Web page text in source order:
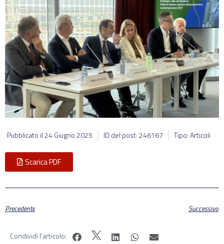
Pubblicato il24 Giugno 2025 ID del post: 246167 Tipo: Articoli
Scarica PDF
Precedente Successivo
Condividi l'articolo: